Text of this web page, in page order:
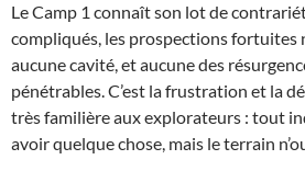
Le Camp 1 connaît son lot de
compliqués, les prospections fortuites
aucune cavité, et aucune des
pénétrables. C’est la frustration et la
très familière aux explorateurs : tout
avoir quelque chose, mais le terrain